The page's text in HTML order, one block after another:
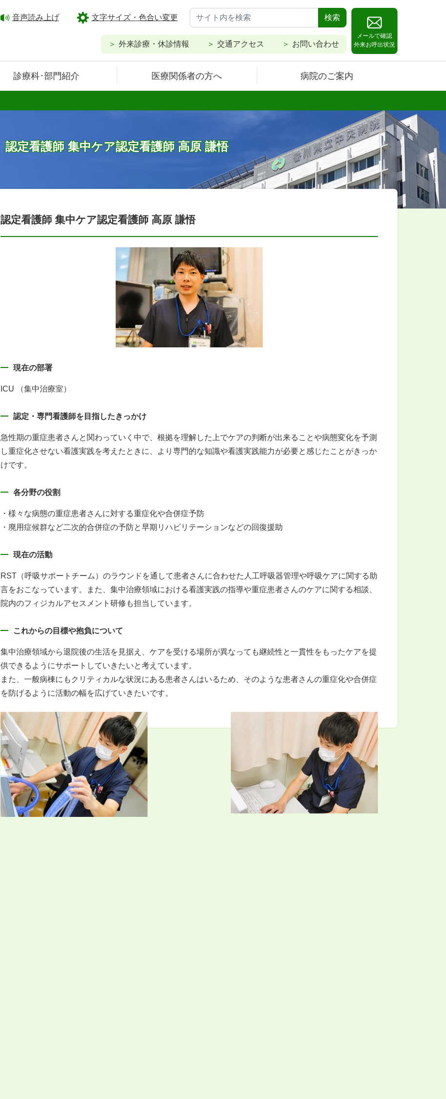
音声読み上げ 文字サイズ・色合い変更 検索
外来診療・休診情報 交通アクセス お問い合わせ
メールで確認
外来お呼出状況
診療科･部門紹介 医療関係者の方へ 病院のご案内
認定看護師 集中ケア認定看護師 高原 謙悟
認定看護師 集中ケア認定看護師 高原 謙悟
現在の部署
ICU （集中治療室）
認定・専門看護師を目指したきっかけ
急性期の重症患者さんと関わっていく中で、根拠を理解した上でケアの判断が出来ることや病態変化を予測
し重症化させない看護実践を考えたときに、より専門的な知識や看護実践能力が必要と感じたことがきっか
けです。
各分野の役割
・様々な病態の重症患者さんに対する重症化や合併症予防
・廃用症候群など二次的合併症の予防と早期リハビリテーションなどの回復援助
現在の活動
RST（呼吸サポートチーム）のラウンドを通して患者さんに合わせた人工呼吸器管理や呼吸ケアに関する助
言をおこなっています。また、集中治療領域における看護実践の指導や重症患者さんのケアに関する相談、
院内のフィジカルアセスメント研修も担当しています。
これからの目標や抱負について
集中治療領域から退院後の生活を見据え、ケアを受ける場所が異なっても継続性と一貫性をもったケアを提
供できるようにサポートしていきたいと考えています。
また、一般病棟にもクリティカルな状況にある患者さんはいるため、そのような患者さんの重症化や合併症
を防げるように活動の幅を広げていきたいです。